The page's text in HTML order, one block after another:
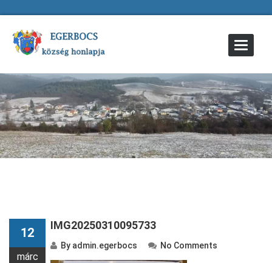
Toggle
12
márc
IMG20250310095733
By admin.egerbocs No Comments